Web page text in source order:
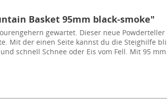
Basket 95mm black-smoke"
gewartet. Dieser neue
Mit der einen Seite kannst du die Steighilfe
schnell Schnee oder Eis vom Fell. Mit 95